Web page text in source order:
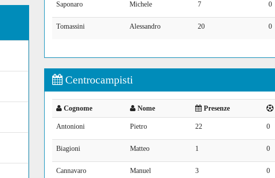
Saponaro Michele 7 0
Tomassini Alessandro 20 0
Centrocampisti
Cognome Nome Presenze
Antonioni Pietro 22 0
Biagioni Matteo 1 0
Cannavaro Manuel 3 0